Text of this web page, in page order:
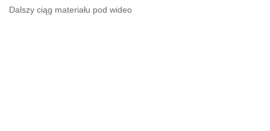
Dalszy ciąg materiału pod wideo